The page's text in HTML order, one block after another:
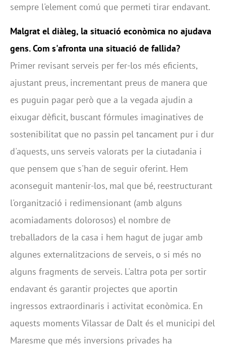
sempre l'element comú que permeti tirar endavant.
Malgrat el diàleg, la situació econòmica no ajudava
gens. Com s'afronta una situació de fallida?
Primer revisant serveis per fer-los més eficients,
ajustant preus, incrementant preus de manera que
es puguin pagar però que a la vegada ajudin a
eixugar dèficit, buscant fórmules imaginatives de
sostenibilitat que no passin pel tancament pur i dur
d'aquests, uns serveis valorats per la ciutadania i
que pensem que s'han de seguir oferint. Hem
aconseguit mantenir-los, mal que bé, reestructurant
l'organització i redimensionant (amb alguns
acomiadaments dolorosos) el nombre de
treballadors de la casa i hem hagut de jugar amb
algunes externalitzacions de serveis, o si més no
alguns fragments de serveis. L'altra pota per sortir
endavant és garantir projectes que aportin
ingressos extraordinaris i activitat econòmica. En
aquests moments Vilassar de Dalt és el municipi del
Maresme que més inversions privades ha